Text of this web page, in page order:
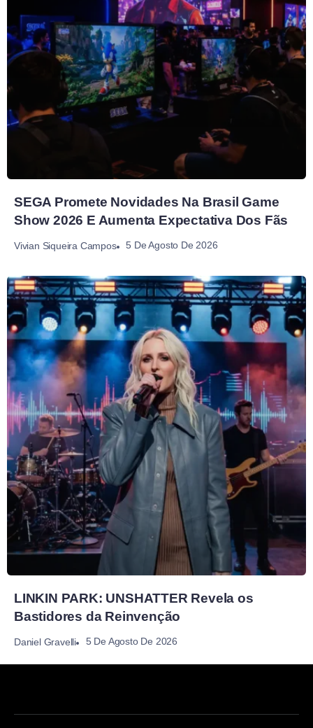
SEGA Promete Novidades Na Brasil Game
Show 2026 E Aumenta Expectativa Dos Fãs
Vivian Siqueira Campos 5 De Agosto De 2026
LINKIN PARK: UNSHATTER Revela os
Bastidores da Reinvenção
Daniel Gravelli 5 De Agosto De 2026